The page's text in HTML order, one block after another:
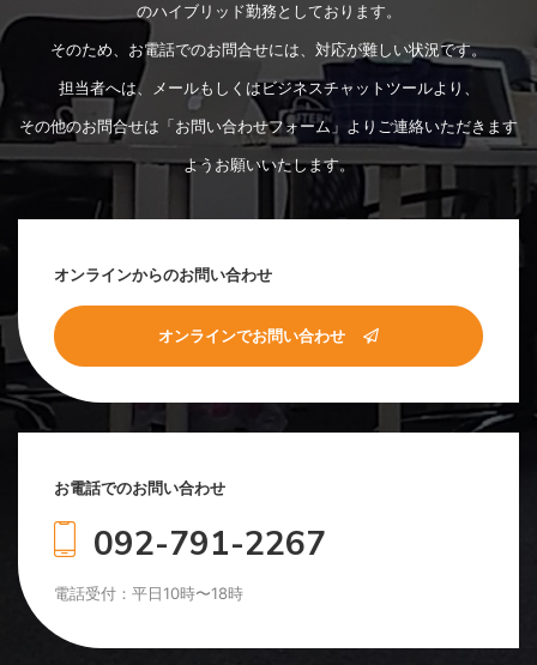
のハイブリッド勤務としております。
そのため、お電話でのお問合せには、対応が難しい状況です。
担当者へは、メールもしくはビジネスチャットツールより、
その他のお問合せは「お問い合わせフォーム」よりご連絡いただきます
ようお願いいたします。
オンラインからのお問い合わせ
オンラインでお問い合わせ
お電話でのお問い合わせ
092-791-2267
電話受付：平日10時〜18時